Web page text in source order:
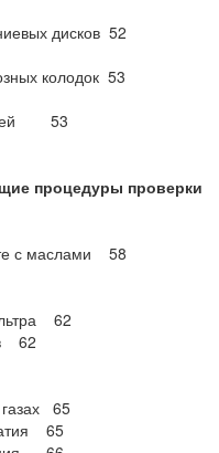
дисков 52
колодок 53
53
процедуры проверки
с маслами 58
62
62
65
65